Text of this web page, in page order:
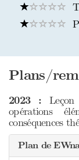
Plans/
2023 : Leçon
opérations
conséquences
Plan de